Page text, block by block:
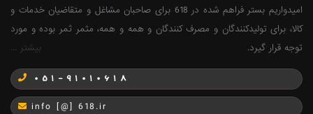
امیدواریم بستر فراهم شده در 618 برای صاحبان مشاغل و متقاضیان خدمات و
کالا، برای تولیدکنندگان و مصرف کنندگان و همه و همه، مثمر ثمر بوده و مورد
توجه قرار گیرد.
بیشتر ...
051-91010618
info [@] 618.ir